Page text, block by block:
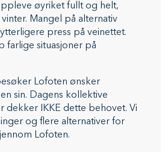
øyriket fullt og helt,
Mangel på alternativ
pr ess på veinettet.
farlige situasjoner på
Lofoten ønsker
sin. Dagens kollektive
dekker IKKE dette behovet. Vi
og flere alternativer for
Lofoten.